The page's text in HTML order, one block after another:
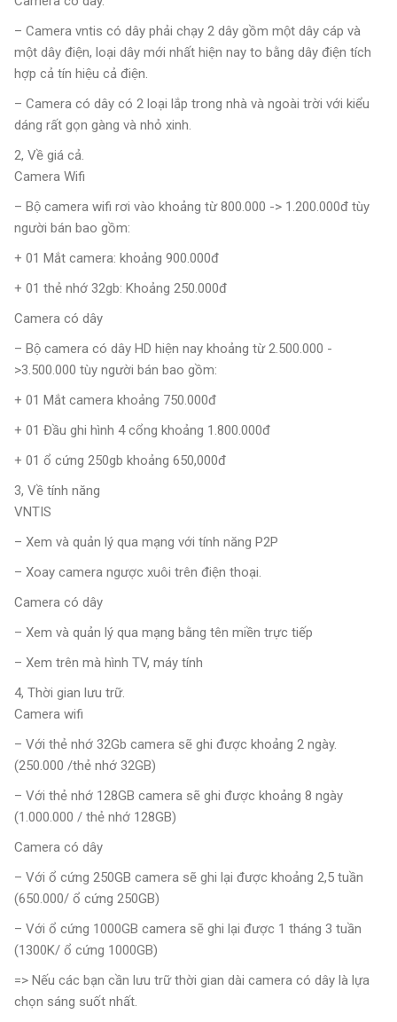
– Camera vntis có dây phải chạy 2 dây gồm một dây cáp và
một dây điện, loại dây mới nhất hiện nay to bằng dây điện tích
hợp cả tín hiệu cả điện.
– Camera có dây có 2 loại lắp trong nhà và ngoài trời với kiểu
dáng rất gọn gàng và nhỏ xinh.
2, Về giá cả.
Camera Wifi
– Bộ camera wifi rơi vào khoảng từ 800.000 -> 1.200.000đ tùy
người bán bao gồm:
+ 01 Mắt camera: khoảng 900.000đ
+ 01 thẻ nhớ 32gb: Khoảng 250.000đ
Camera có dây
– Bộ camera có dây HD hiện nay khoảng từ 2.500.000 -
>3.500.000 tùy người bán bao gồm:
+ 01 Mắt camera khoảng 750.000đ
+ 01 Đầu ghi hình 4 cổng khoảng 1.800.000đ
+ 01 ổ cứng 250gb khoảng 650,000đ
3, Về tính năng
VNTIS
– Xem và quản lý qua mạng với tính năng P2P
– Xoay camera ngược xuôi trên điện thoại.
Camera có dây
– Xem và quản lý qua mạng bằng tên miền trực tiếp
– Xem trên mà hình TV, máy tính
4, Thời gian lưu trữ.
Camera wifi
– Với thẻ nhớ 32Gb camera sẽ ghi được khoảng 2 ngày.
(250.000 /thẻ nhớ 32GB)
– Với thẻ nhớ 128GB camera sẽ ghi được khoảng 8 ngày
(1.000.000 / thẻ nhớ 128GB)
Camera có dây
– Với ổ cứng 250GB camera sẽ ghi lại được khoảng 2,5 tuần
(650.000/ ổ cứng 250GB)
– Với ổ cứng 1000GB camera sẽ ghi lại được 1 tháng 3 tuần
(1300K/ ổ cứng 1000GB)
=> Nếu các bạn cần lưu trữ thời gian dài camera có dây là lựa
chọn sáng suốt nhất.